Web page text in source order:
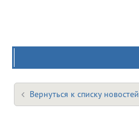
Вернуться к списку новостей